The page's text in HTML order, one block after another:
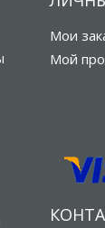
Мои
Мой